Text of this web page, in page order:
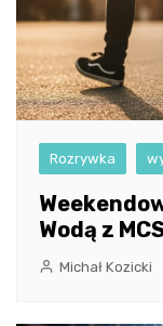
Rozrywka
Wodą z
Michał Kozicki